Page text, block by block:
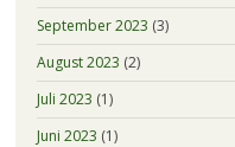
September 2023 (3)
August 2023 (2)
Juli 2023 (1)
Juni 2023 (1)